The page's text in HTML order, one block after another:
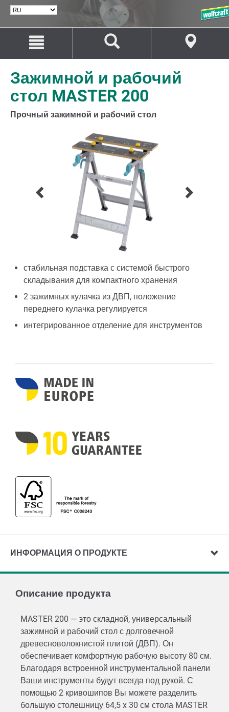
ВЫБРАТЬ
Перейти
содержанию
Перейти
навигации
Зажимной и рабочий
стол MASTER 200
Прочный зажимной и рабочий стол
стабильная подставка с системой быстрого
складывания для компактного хранения
2 зажимных кулачка из ДВП, положение
переднего кулачка регулируется
интегрированное отделение для инструментов
ИНФОРМАЦИЯ О ПРОДУКТЕ
Описание продукта
MASTER 200 — это складной, универсальный
зажимной и рабочий стол с долговечной
древесноволокнистой плитой (ДВП). Он
обеспечивает комфортную рабочую высоту 80 см.
Благодаря встроенной инструментальной панели
Ваши инструменты будут всегда под рукой. С
помощью 2 кривошипов Вы можете разделить
большую столешницу 64,5 x 30 см стола MASTER